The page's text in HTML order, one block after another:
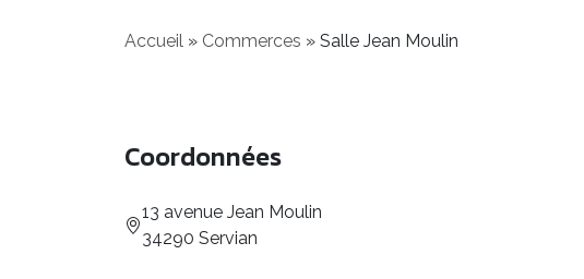
Accueil » Commerces » Salle Jean Moulin
Coordonnées
13 avenue Jean Moulin
34290 Servian